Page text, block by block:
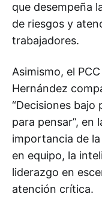
que desempeña
de riesgos y
trabajadores.
Asimismo, el
Hernández
“Decisiones
para pensar”, en
importancia de
en equipo, la
liderazgo en
atención crítica.